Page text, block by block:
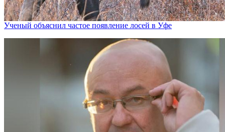
Ученый объяснил частое появление лосей в Уфе